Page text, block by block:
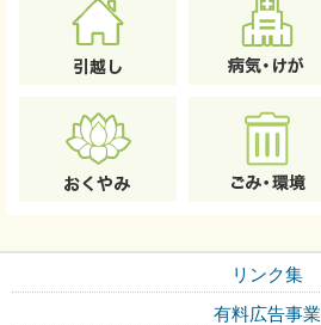
リンク集
有料広告事業